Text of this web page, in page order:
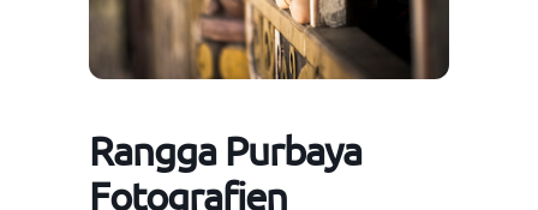
Rangga Purbaya
Fotografien